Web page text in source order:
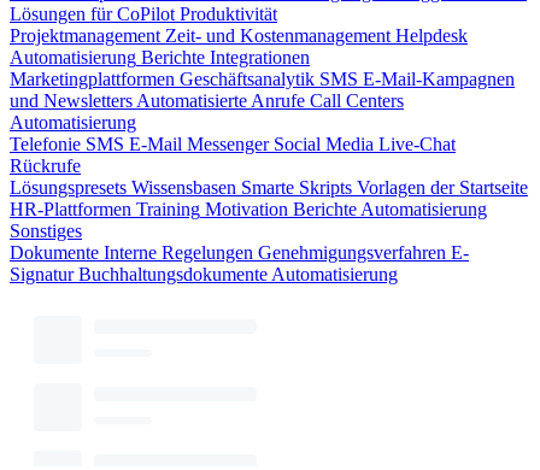
Lösungen für CoPilot Produktivität
Projektmanagement Zeit- und Kostenmanagement Helpdesk
Automatisierung Berichte Integrationen
Marketingplattformen Geschäftsanalytik SMS E-Mail-Kampagnen
und Newsletters Automatisierte Anrufe Call Centers
Automatisierung
Telefonie SMS E-Mail Messenger Social Media Live-Chat
Rückrufe
Lösungspresets Wissensbasen Smarte Skripts Vorlagen der Startseite
HR-Plattformen Training Motivation Berichte Automatisierung
Sonstiges
Dokumente Interne Regelungen Genehmigungsverfahren E-
Signatur Buchhaltungsdokumente Automatisierung